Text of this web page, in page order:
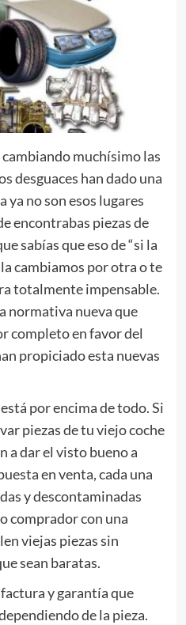
cambiando muchísimo las
desguaces han dado una
no son esos lugares
encontrabas piezas de
sabías que eso de “si la
cambiamos por otra o te
totalmente impensable.
normativa nueva que
completo en favor del
propiciado esta nuevas
por encima de todo. Si
piezas de tu viejo coche
a dar el visto bueno a
en venta, cada una
y descontaminadas
comprador con una
viejas piezas sin
sean baratas.
y garantía que
de la pieza.